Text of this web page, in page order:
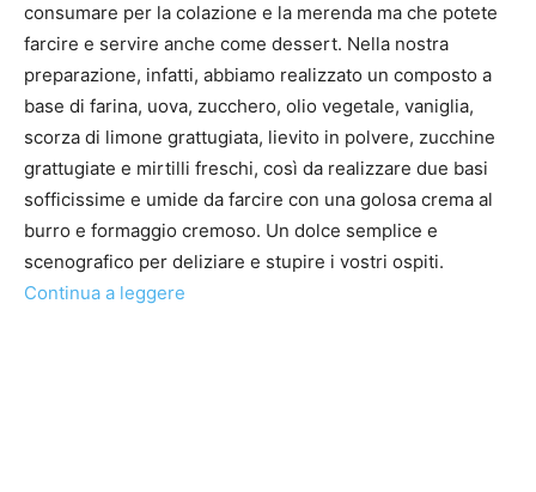
consumare per la colazione e la merenda ma che potete
farcire e servire anche come dessert. Nella nostra
preparazione, infatti, abbiamo realizzato un composto a
base di farina, uova, zucchero, olio vegetale, vaniglia,
scorza di limone grattugiata, lievito in polvere, zucchine
grattugiate e mirtilli freschi, così da realizzare due basi
sofficissime e umide da farcire con una golosa crema al
burro e formaggio cremoso. Un dolce semplice e
scenografico per deliziare e stupire i vostri ospiti.
Continua a leggere